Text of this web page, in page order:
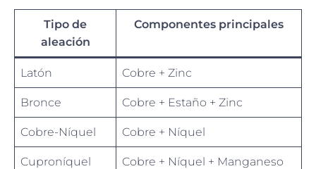
Tipo de
aleación
Componentes principales
Latón Cobre + Zinc
Bronce Cobre + Estaño + Zinc
Cobre-Níquel Cobre + Níquel
Cuproníquel Cobre + Níquel + Manganeso